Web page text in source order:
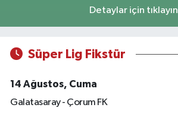
Detaylar için tıklayın
Süper Lig Fikstür
14 Ağustos, Cuma
Galatasaray - Çorum FK